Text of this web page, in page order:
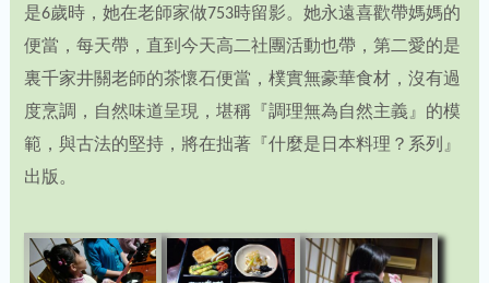
是6歲時，她在老師家做753時留影。她永遠喜歡帶媽媽的
便當，每天帶，直到今天高二社團活動也帶，第二愛的是
裏千家井關老師的茶懷石便當，樸實無豪華食材，沒有過
度烹調，自然味道呈現，堪稱『調理無為自然主義』的模
範，與古法的堅持，將在拙著『什麼是日本料理？系列』
出版。